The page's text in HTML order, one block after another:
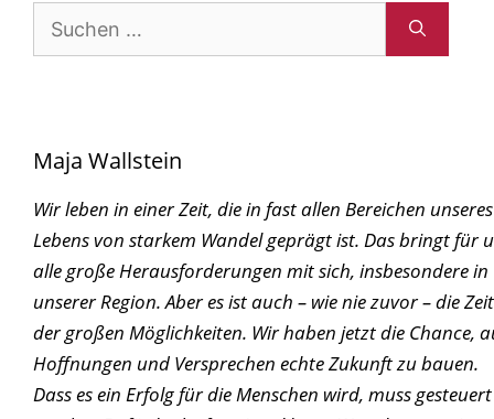
Suchen
Maja Wallstein
Wir leben in einer Zeit, die in fast allen Bereichen unseres
Lebens von starkem Wandel geprägt ist. Das bringt für
alle große Herausforderungen mit sich, insbesondere in
unserer Region. Aber es ist auch – wie nie zuvor – die Zeit
der großen Möglichkeiten. Wir haben jetzt die Chance,
Hoffnungen und Versprechen echte Zukunft zu bauen.
Dass es ein Erfolg für die Menschen wird, muss gesteuert